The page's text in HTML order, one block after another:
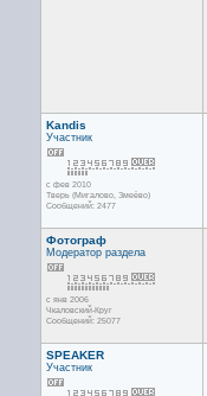
Kandis
Участник
с фев 2010
Тверь (Мигалово, Змеёво)
Сообщений: 2477
Фотограф
Модератор раздела
с янв 2006
Чкаловский-Круг
Сообщений: 25077
SPEAKER
Участник